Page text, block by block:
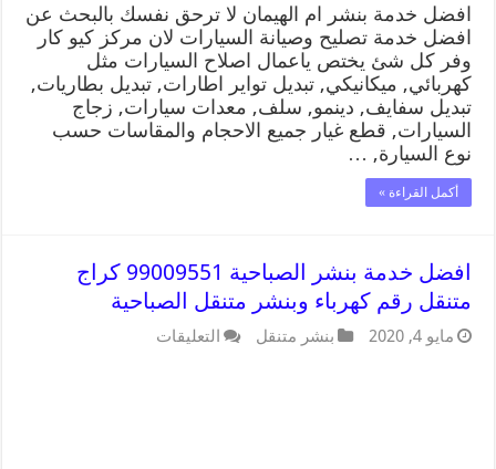
افضل خدمة بنشر ام الهيمان لا ترحق نفسك بالبحث عن
افضل خدمة تصليح وصيانة السيارات لان مركز كيو كار
وفر كل شئ يختص ياعمال اصلاح السيارات مثل
كهربائي, ميكانيكي, تبديل تواير اطارات, تبديل بطاريات,
تبديل سفايف, دينمو, سلف, معدات سيارات, زجاج
السيارات, قطع غيار جميع الاحجام والمقاسات حسب
نوع السيارة, …
أكمل القراءة »
افضل خدمة بنشر الصباحية 99009551 كراج
متنقل رقم كهرباء وبنشر متنقل الصباحية
مايو 4, 2020 بنشر متنقل التعليقات